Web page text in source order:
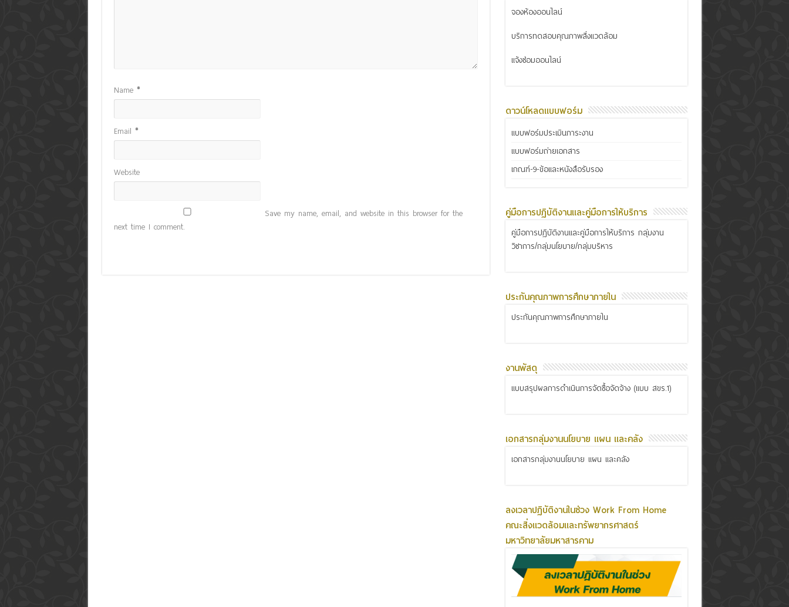
Name *
Email *
Website
Save my name, email, and website in this browser for the
next time I comment.
จองห้องออนไลน์
บริการทดสอบคุณภาพสิ่งแวดล้อม
แจ้งซ่อมออนไลน์
ดาวน์โหลดแบบฟอร์ม
แบบฟอร์มประเมินภาระงาน
แบบฟอร์มถ่ายเอกสาร
เกณฑ์-9-ข้อและหนังสือรับรอง
คู่มือการปฏิบัติงานและคู่มือการให้บริการ
คู่มือการปฏิบัติงานและคู่มือการให้บริการ กลุ่มงาน
วิชาการ/กลุ่มนโยบาย/กลุ่มบริหาร
ประกันคุณภาพการศึกษาภายใน
ประกันคุณภาพการศึกษาภายใน
งานพัสดุ
แบบสรุปผลการดำเนินการจัดซื้อจัดจ้าง (แบบ สขร.1)
เอกสารกลุ่มงานนโยบาย แผน และคลัง
เอกสารกลุ่มงานนโยบาย แผน และคลัง
ลงเวลาปฏิบัติงานในช่วง Work From Home
คณะสิ่งแวดล้อมและทรัพยากรศาสตร์
มหาวิทยาลัยมหาสารคาม